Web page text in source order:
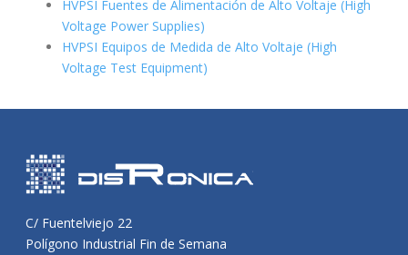
HVPSI Fuentes de Alimentación de Alto Voltaje (High
Voltage Power Supplies)
HVPSI Equipos de Medida de Alto Voltaje (High
Voltage Test Equipment)
C/ Fuentelviejo 22
Polígono Industrial Fin de Semana